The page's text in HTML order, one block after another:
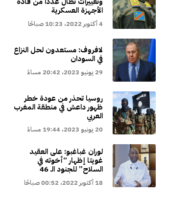
الأجهزة العسكرية
4 أكتوبر 2022، 10:23 صباحًا
لافروف: مستعدون لحل النزاع
في السودان
29 يونيو 2023، 20:42 مساءً
روسيا تحذر من عودة خطر
ظهور داعش في منطقة المغرب
العربي
20 يونيو 2023، 19:44 مساءً
لوران غباغبو: على العقيد
غويتا إظهار “أخوته في
السلاح” للجنود الـ 46
18 أكتوبر 2022، 00:52 صباحًا